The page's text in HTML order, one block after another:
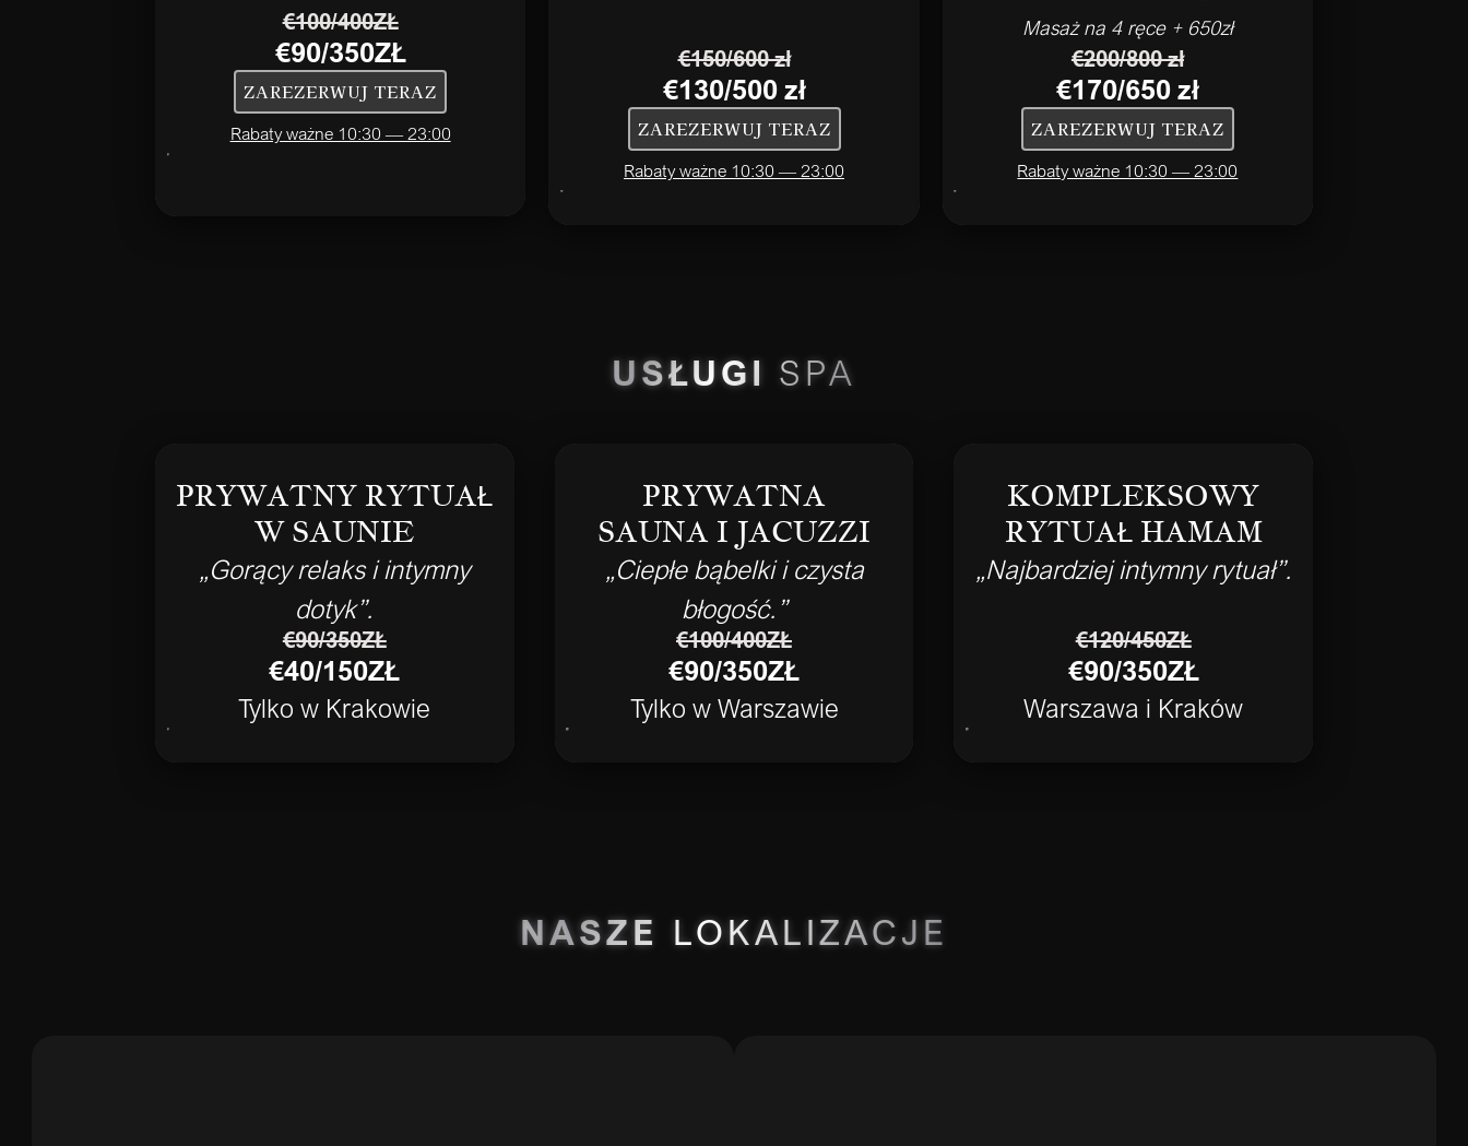
€100/400ZŁ
€90/350ZŁ
ZAREZERWUJ TERAZ
Rabaty ważne 10:30 — 23:00
€150/600 zł
€130/500 zł
ZAREZERWUJ TERAZ
Rabaty ważne 10:30 — 23:00
Masaż na 4 ręce + 650zł
€200/800 zł
€170/650 zł
ZAREZERWUJ TERAZ
Rabaty ważne 10:30 — 23:00
USŁUGI SPA
PRYWATNY RYTUAŁ
W SAUNIE
„Gorący relaks i intymny
dotyk”.
€90/350ZŁ
€40/150ZŁ
Tylko w Krakowie
PRYWATNA
SAUNA I JACUZZI
„Ciepłe bąbelki i czysta
błogość.”
€100/400ZŁ
€90/350ZŁ
Tylko w Warszawie
KOMPLEKSOWY
RYTUAŁ HAMAM
„Najbardziej intymny rytuał”.
€120/450ZŁ
€90/350ZŁ
Warszawa i Kraków
NASZE LOKALIZACJE